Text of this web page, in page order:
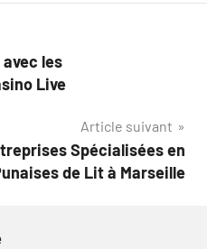
avec les
Live
Article suivant
Spécialisées en
de Lit à Marseille